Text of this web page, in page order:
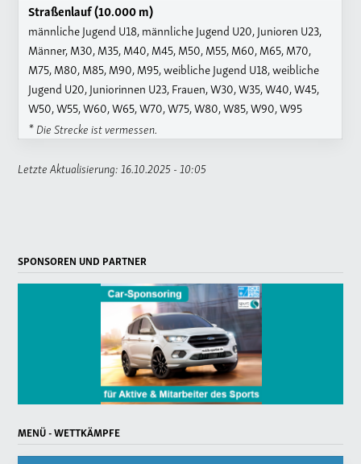
Straßenlauf (10.000 m)
männliche Jugend U18, männliche Jugend U20, Junioren U23,
Männer, M30, M35, M40, M45, M50, M55, M60, M65, M70,
M75, M80, M85, M90, M95, weibliche Jugend U18, weibliche
Jugend U20, Juniorinnen U23, Frauen, W30, W35, W40, W45,
W50, W55, W60, W65, W70, W75, W80, W85, W90, W95
* Die Strecke ist vermessen.
Letzte Aktualisierung: 16.10.2025 - 10:05
SPONSOREN UND PARTNER
MENÜ - WETTKÄMPFE